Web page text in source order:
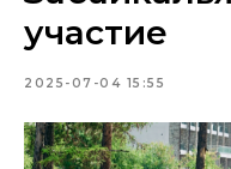
участие
2025-07-04 15:55